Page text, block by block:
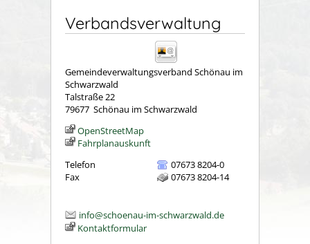
Verbandsverwaltung
Gemeindeverwaltungsverband Schönau im
Schwarzwald
Talstraße 22
79677 Schönau im Schwarzwald
OpenStreetMap
Fahrplanauskunft
Telefon
07673 8204-0
Fax
07673 8204-14
info@schoenau-im-schwarzwald.de
Kontaktformular